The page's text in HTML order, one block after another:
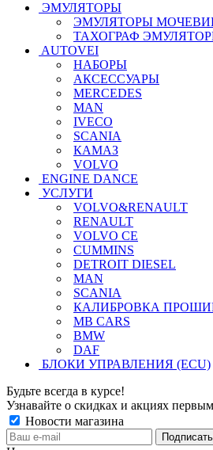
ЭМУЛЯТОРЫ
ЭМУЛЯТОРЫ
ТАХОГРАФ
AUTOVEI
НАБОРЫ
АКСЕССУАРЫ
MERCEDES
MAN
IVECO
SCANIA
КАМАЗ
VOLVO
ENGINE DANCE
УСЛУГИ
VOLVO&RENAULT
RENAULT
VOLVO CE
CUMMINS
DETROIT DIESEL
MAN
SCANIA
КАЛИБРОВКА
MB CARS
BMW
DAF
БЛОКИ УПРАВЛЕНИЯ (ECU)
Будьте всегда в курсе!
Узнавайте о скидках и акциях первым
Новости магазина